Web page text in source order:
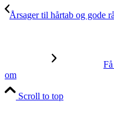
Årsager til hårtab og gode
om
Scroll to top